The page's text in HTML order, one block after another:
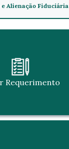
Alienação Fiduciária
Requerimento